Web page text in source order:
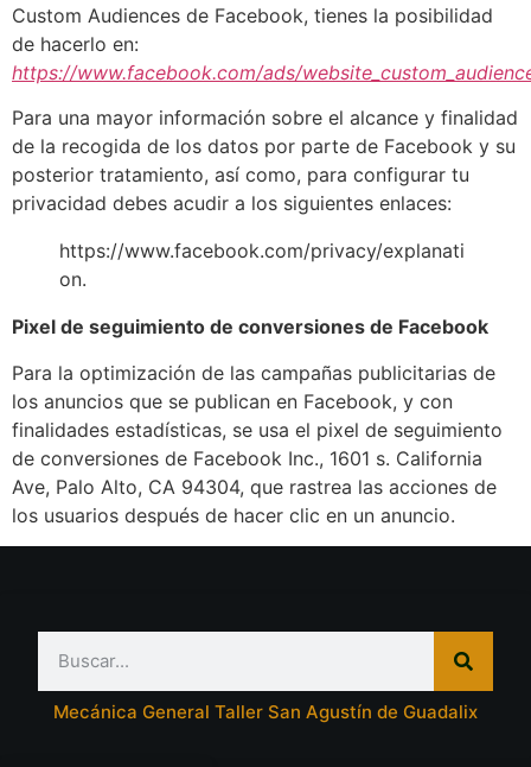
Custom Audiences de Facebook, tienes la posibilidad
de hacerlo en:
https://www.facebook.com/ads/
Para una mayor información sobre el alcance y finalidad
de la recogida de los datos por parte de Facebook y su
posterior tratamiento, así como, para configurar tu
privacidad debes acudir a los siguientes enlaces:
https://www.facebook.com/privacy/explanati
on.
Pixel de seguimiento de conversiones de Facebook
Para la optimización de las campañas publicitarias de
los anuncios que se publican en Facebook, y con
finalidades estadísticas, se usa el pixel de seguimiento
de conversiones de Facebook Inc., 1601 s. California
Ave, Palo Alto, CA 94304, que rastrea las acciones de
los usuarios después de hacer clic en un anuncio.
Mecánica General Taller San Agustín de Guadalix